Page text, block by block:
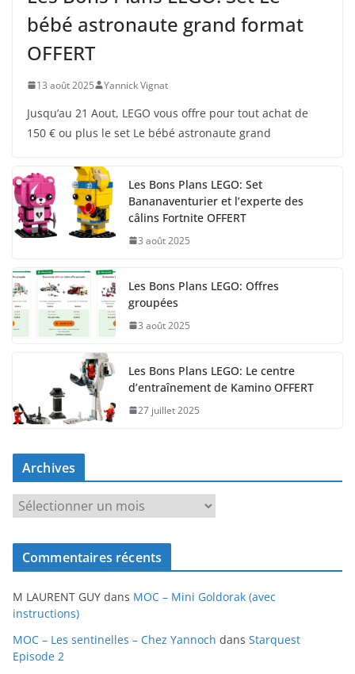
bébé astronaute grand format
OFFERT
13 août 2025 Yannick Vignat
Jusqu’au 21 Aout, LEGO vous offre pour tout achat de
150 € ou plus le set Le bébé astronaute grand
Les Bons Plans LEGO: Set
Bananaventurier et l’experte des
câlins Fortnite OFFERT
3 août 2025
Les Bons Plans LEGO: Offres
groupées
3 août 2025
Les Bons Plans LEGO: Le centre
d’entraînement de Kamino OFFERT
27 juillet 2025
Archives
r
c
v
e
s
Commentaires récents
M LAURENT GUY dans MOC – Mini Goldorak (avec
instructions)
MOC – Les sentinelles – Chez Yannoch dans Starquest
Episode 2